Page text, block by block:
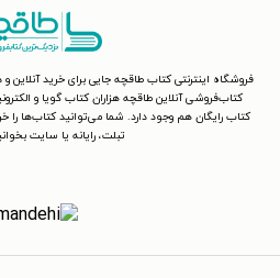
فروشگاه اینترنتی کتاب طاقچه جایی برای خرید آنلاین
کتاب‌فروشی آنلاین طاقچه هزاران کتاب گویا و
کتاب رایگان هم وجود دارد. شما می‌توانید کتاب‌ها را
تبلت، رایانه یا سایت